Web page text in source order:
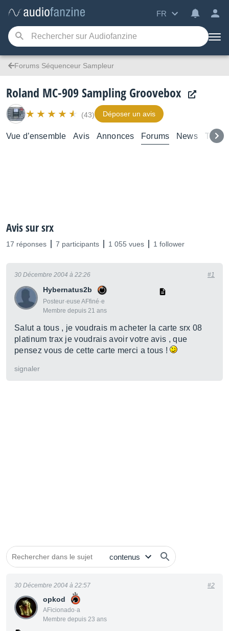
FR
Forums Séquenceur Sampleur
Roland MC-909 Sampling Groovebox
(43) Déposer un avis
Vue d’ensemble Avis Annonces Forums News Test
Avis sur srx
17 réponses 7 participants 1 055 vues 1 follower
Hybernatus2b
Posteur·euse AFfiné·e
Membre depuis 21 ans
30 Décembre 2004 à 22:26 #1
Salut a tous , je voudrais m acheter la carte srx 08
platinum trax je voudrais avoir votre avis , que
pensez vous de cette carte merci a tous !
signaler
opkod
AFicionado·a
Membre depuis 23 ans
30 Décembre 2004 à 22:57 #2